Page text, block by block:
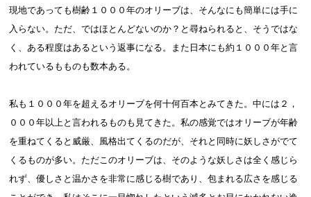
現地であっても樹齢１０００年のオリーブは、そんなにも簡単には手に
入らない。ただ、ではほとんどないのか？と尋ねられると、そうではな
く、ある程度はあるという返事になる。また日本にも約１０００年と言
われているもものも数本ある。
私も１０００年を超えるオリーブを何十何百本とみてきた。中には２，
０００年以上と言われるものも見てきた。私の感覚ではオリーブが年齢
を重ねてくると威厳、風格出てくるのだが、それと同時に妖しさがでて
くるものが多い。ただこのオリーブは、そのような妖しさは全く感じら
れず、優しさと温かさを非常に感じる樹であり、包まれる広さを感じる